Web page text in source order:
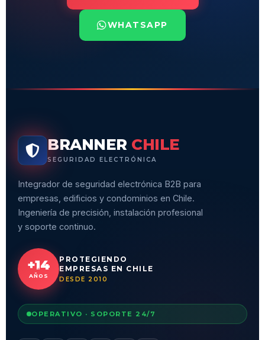
WHATSAPP
BRANNER CHILE
SEGURIDAD ELECTRÓNICA
Integrador de seguridad electrónica B2B para
empresas, edificios y condominios en Chile.
Ingeniería de precisión, instalación profesional
y soporte continuo.
+14
AÑOS
PROTEGIENDO
EMPRESAS EN CHILE
DESDE 2010
OPERATIVO · SOPORTE 24/7